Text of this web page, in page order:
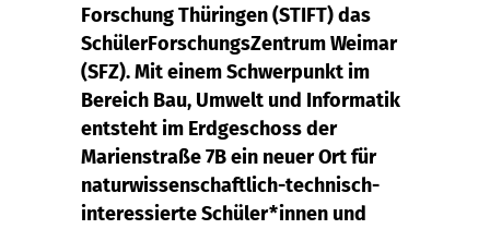
Forschung Thüringen (STIFT) das
SchülerForschungsZentrum Weimar
(SFZ). Mit einem Schwerpunkt im
Bereich Bau, Umwelt und Informatik
entsteht im Erdgeschoss der
Marienstraße 7B ein neuer Ort für
naturwissenschaftlich-technisch-
interessierte Schüler*innen und